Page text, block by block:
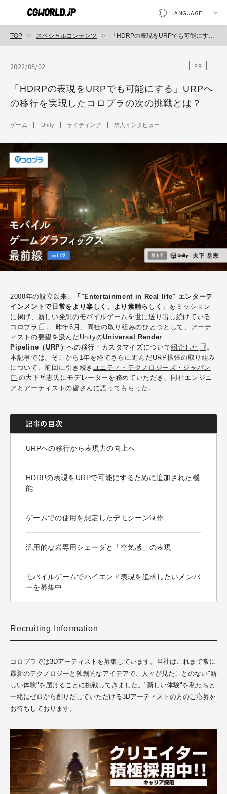
TOP スペシャルコンテンツ 「HDRPの表現をURPでも可能にする」URPへの移行を実現したコロプラの次の挑戦とは？
2022/08/02 PR
「HDRPの表現をURPでも可能にする」URPへ
の移行を実現したコロプラの次の挑戦とは？
ゲーム Unity ライティング 求人インタビュー
2008年の設立以来、
「"Entertainment in Real life" エンターテ
インメントで日常をより楽しく、より素晴らしく」 をミッション
に掲げ、新しい発想のモバイルゲームを世に送り出し続けている
コロプラ
。 昨年6月、同社の取り組みのひとつとして、アーテ
ィストの要望を汲んだUnityのUniversal Render
Pipeline（URP）への移行・カスタマイズについて紹介した
。
本記事では、そこから1年を経てさらに進んだURP拡張の取り組み
について、前回に引き続き ユニティ・テクノロジーズ・ジャパン
の大下岳志氏にモデレーターを務めていただき、同社エンジニ
アとアーティストの皆さんに語ってもらった。
記事の目次
URPへの移行から表現力の向上へ
HDRPの表現をURPで可能にするために追加された機
能
ゲームでの使用を想定したデモシーン制作
汎用的な岩専用シェーダと「空気感」の表現
モバイルゲームでハイエンド表現を追求したいメンバ
ーを募集中
Recruiting Information
コロプラでは3Dアーティストを募集しています。当社はこれまで常に
最新のテクノロジーと独創的なアイデアで、人々が見たことのない"新
しい体験"を届けることに挑戦してきました。"新しい体験"を私たちと
一緒にゼロから創りだしていただける3Dアーティストの方のご応募を
お待ちしております。